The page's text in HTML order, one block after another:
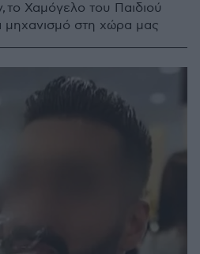
το Χαμόγελο του Παιδιού
μηχανισμό στη χώρα μας